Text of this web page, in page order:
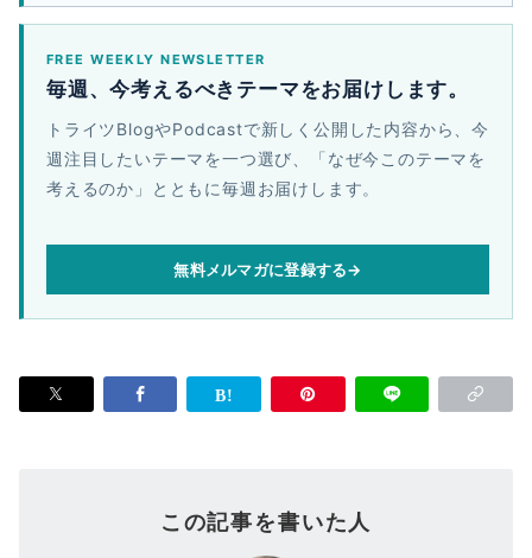
FREE WEEKLY NEWSLETTER
毎週、今考えるべきテーマをお届けします。
トライツBlogやPodcastで新しく公開した内容から、今
週注目したいテーマを一つ選び、「なぜ今このテーマを
考えるのか」とともに毎週お届けします。
無料メルマガに登録する→
この記事を書いた人